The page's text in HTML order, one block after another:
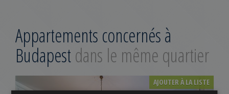
Appartements concernés à
Budapestdans le même quartier
AJOUTER À LA LISTE